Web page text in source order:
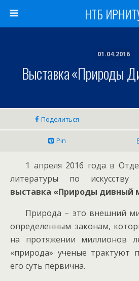
НТБ
01.04.2016
Выставка «Природы
Поделиться
Pin
1 апреля 2016 года в
литературы по искусству
выставка «Природы дивный
Природа – это внешний
определенным законам,
на протяжении миллионов
«природа» ученые трактуют
его суть первична.